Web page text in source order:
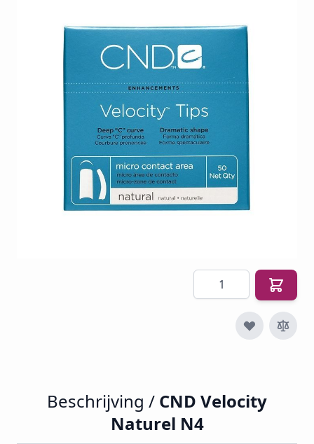
Velocity Tip Naturel van CND heeft een diepe C-curve
en een mecrocontactoppervlak. Ideaal te gebruiken
bij een sterke gezonde natuurlijke nagel.
Op voorraad
CND-VN4
€ 11,50
€ 4,97
Aantal
Beschrijving / CND Velocity
Naturel N4